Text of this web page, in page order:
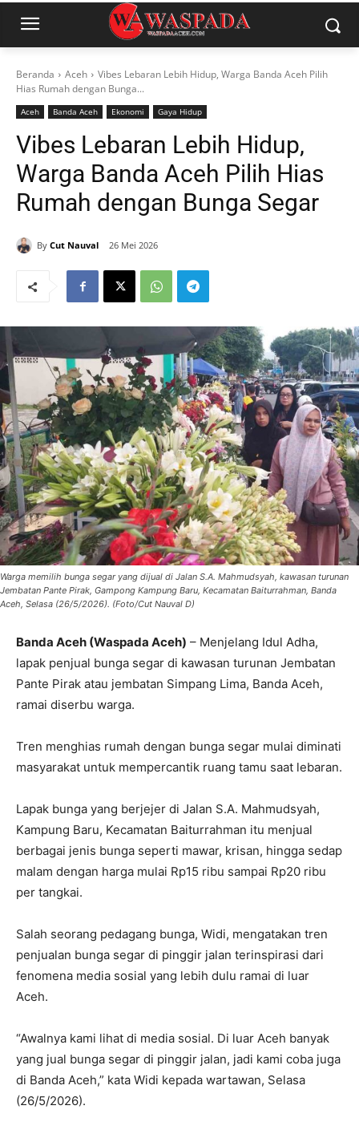
Beranda Aceh
Vibes Lebaran Lebih Hidup, Warga Banda Aceh Pilih
Hias Rumah dengan Bunga...
Aceh Banda Aceh Ekonomi Gaya Hidup
Vibes Lebaran Lebih Hidup,
Warga Banda Aceh Pilih Hias
Rumah dengan Bunga Segar
By Cut Nauval 26 Mei 2026
Warga memilih bunga segar yang dijual di Jalan S.A. Mahmudsyah, kawasan turunan
Jembatan Pante Pirak, Gampong Kampung Baru, Kecamatan Baiturrahman, Banda
Aceh, Selasa (26/5/2026). (Foto/Cut Nauval D)
Banda Aceh (Waspada Aceh) – Menjelang Idul Adha,
lapak penjual bunga segar di kawasan turunan Jembatan
Pante Pirak atau jembatan Simpang Lima, Banda Aceh,
ramai diserbu warga.
Tren menghias rumah dengan bunga segar mulai diminati
masyarakat untuk mempercantik ruang tamu saat lebaran.
Lapak bunga yang berjejer di Jalan S.A. Mahmudsyah,
Kampung Baru, Kecamatan Baiturrahman itu menjual
berbagai jenis bunga seperti mawar, krisan, hingga sedap
malam dengan harga mulai Rp15 ribu sampai Rp20 ribu
per tangkai.
Salah seorang pedagang bunga, Widi, mengatakan tren
penjualan bunga segar di pinggir jalan terinspirasi dari
fenomena media sosial yang lebih dulu ramai di luar
Aceh.
“Awalnya kami lihat di media sosial. Di luar Aceh banyak
yang jual bunga segar di pinggir jalan, jadi kami coba juga
di Banda Aceh,” kata Widi kepada wartawan, Selasa
(26/5/2026).